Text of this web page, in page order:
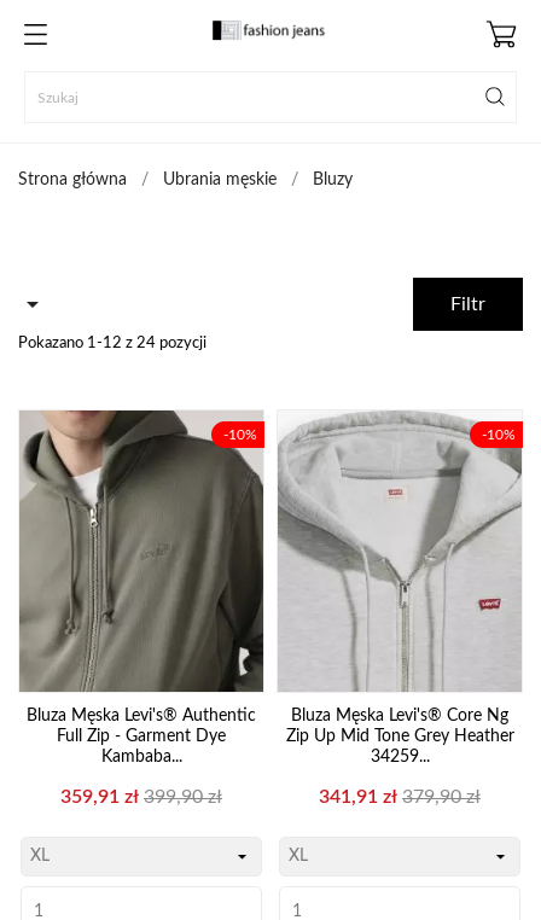
Strona główna Ubrania męskie Bluzy
 Filtr
Pokazano 1-12 z 24 pozycji
Bluza Męska Levi's® Authentic
Full Zip - Garment Dye
Kambaba...
Cena
359,91 zł Cena
podstawowa
399,90 zł
-10%
Bluza Męska Levi's® Core Ng
Zip Up Mid Tone Grey Heather
34259...
Cena
341,91 zł Cena
podstawowa
379,90 zł
-10%